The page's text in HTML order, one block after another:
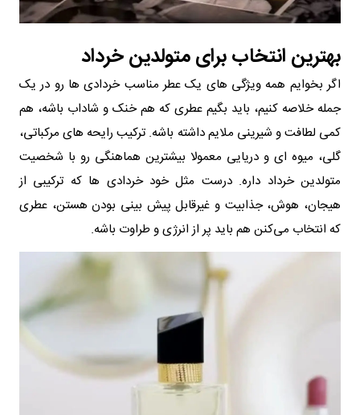
بهترین انتخاب برای متولدین خرداد
اگر بخوایم همه ویژگی های یک عطر مناسب خردادی ها رو در یک
جمله خلاصه کنیم، باید بگیم عطری که هم خنک و شاداب باشه، هم
کمی لطافت و شیرینی ملایم داشته باشه. ترکیب رایحه های مرکباتی،
گلی، میوه ای و دریایی معمولا بیشترین هماهنگی رو با شخصیت
متولدین خرداد داره. درست مثل خود خردادی ها که ترکیبی از
هیجان، هوش، جذابیت و غیرقابل پیش بینی بودن هستن، عطری
که انتخاب می‌کنن هم باید پر از انرژی و طراوت باشه.